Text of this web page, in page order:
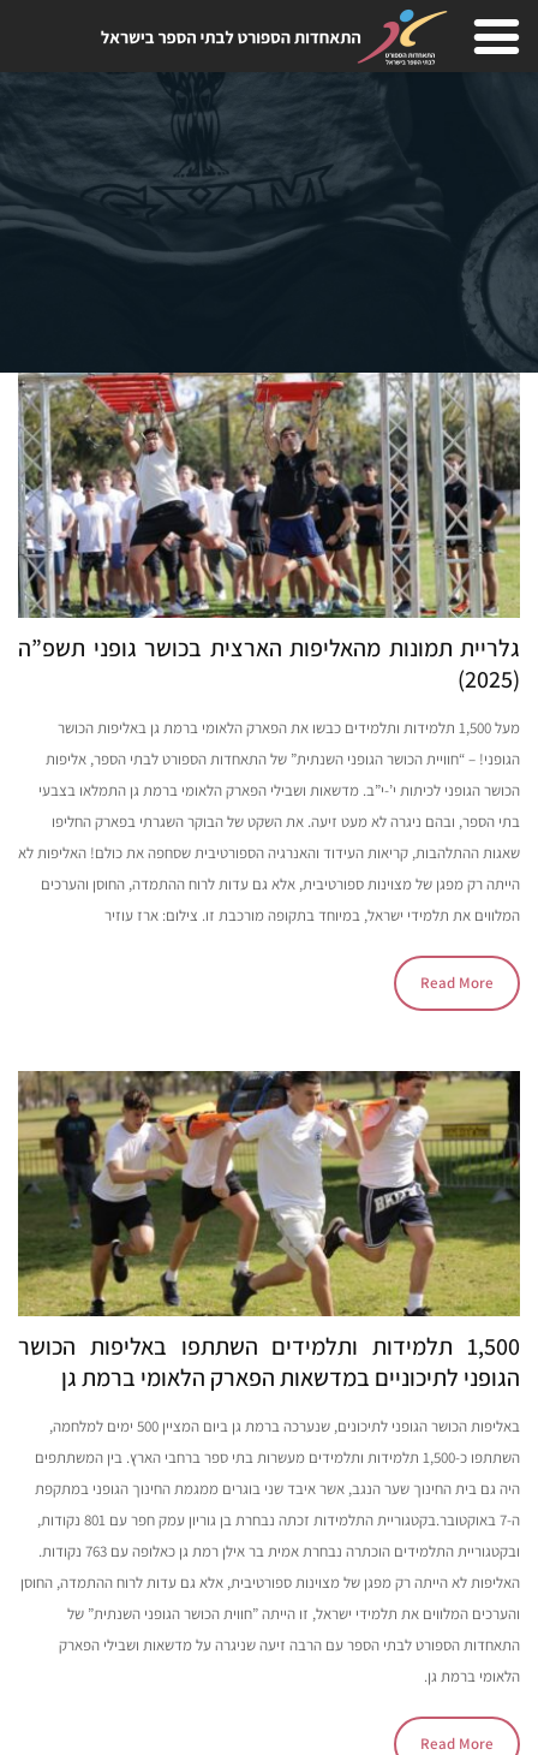
גלריית תמונות מהאליפות הארצית בכושר גופני תשפ”ה
(2025)
מעל 1,500 תלמידות ותלמידים כבשו את הפארק הלאומי ברמת גן באליפות הכושר
הגופני! – “חוויית הכושר הגופני השנתית” של התאחדות הספורט לבתי הספר, אליפות
הכושר הגופני לכיתות י’-י”ב. מדשאות ושבילי הפארק הלאומי ברמת גן התמלאו בצבעי
בתי הספר, ובהם ניגרה לא מעט זיעה. את השקט של הבוקר השגרתי בפארק החליפו
שאגות ההתלהבות, קריאות העידוד והאנרגיה הספורטיבית שסחפה את כולם! האליפות לא
הייתה רק מפגן של מצוינות ספורטיבית, אלא גם עדות לרוח ההתמדה, החוסן והערכים
המלווים את תלמידי ישראל, במיוחד בתקופה מורכבת זו. צילום: ארז עוזיר
Read More
1,500 תלמידות ותלמידים השתתפו באליפות הכושר
הגופני לתיכוניים במדשאות הפארק הלאומי ברמת גן
באליפות הכושר הגופני לתיכונים, שנערכה ברמת גן ביום המציין 500 ימים למלחמה,
השתתפו כ-1,500 תלמידות ותלמידים מעשרות בתי ספר ברחבי הארץ. בין המשתתפים
היה גם בית החינוך שער הנגב, אשר איבד שני בוגרים ממגמת החינוך הגופני במתקפת
ה-7 באוקטובר.בקטגוריית התלמידות זכתה נבחרת בן גוריון עמק חפר עם 801 נקודות,
ובקטגוריית התלמידים הוכתרה נבחרת אמית בר אילן רמת גן כאלופה עם 763 נקודות.
האליפות לא הייתה רק מפגן של מצוינות ספורטיבית, אלא גם עדות לרוח ההתמדה, החוסן
והערכים המלווים את תלמידי ישראל, זו הייתה ”חווית הכושר הגופני השנתית” של
התאחדות הספורט לבתי הספר עם הרבה זיעה שניגרה על מדשאות ושבילי הפארק
הלאומי ברמת גן.
Read More